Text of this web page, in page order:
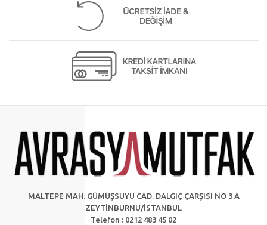
MALTEPE MAH. GÜMÜŞSUYU CAD. DALGIÇ ÇARŞISI NO 3 A
ZEYTİNBURNU/İSTANBUL
Telefon : 0212 483 45 02